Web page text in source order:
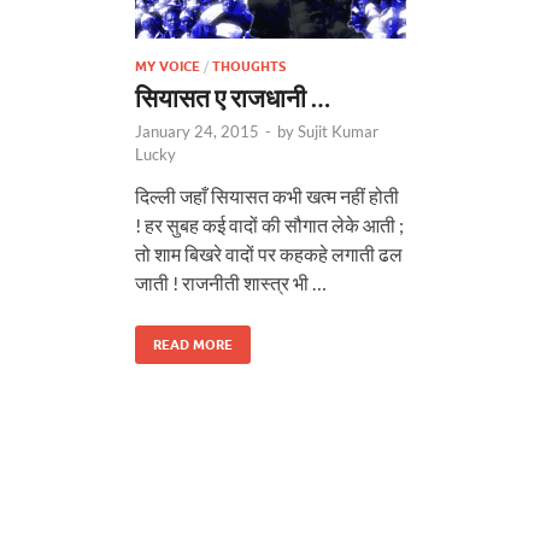
MY VOICE / THOUGHTS
सियासत ए राजधानी …
January 24, 2015 - bySujit Kumar
Lucky
दिल्ली जहाँ सियासत कभी खत्म नहीं होती
! हर सुबह कई वादों की सौगात लेके आती ;
तो शाम बिखरे वादों पर कहकहे लगाती ढल
जाती ! राजनीती शास्त्र भी …
READ MORE